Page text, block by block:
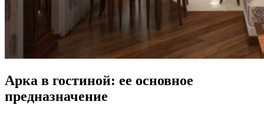
Арка в гостиной: ее основное
предназначение